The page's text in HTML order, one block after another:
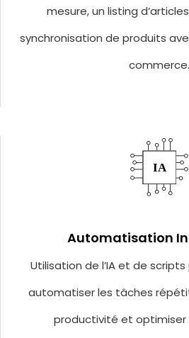
mesure, un listing
synchronisation de produits
commerce.
Automatisation
Utilisation de l’IA et de
automatiser les tâches
productivité et optimiser